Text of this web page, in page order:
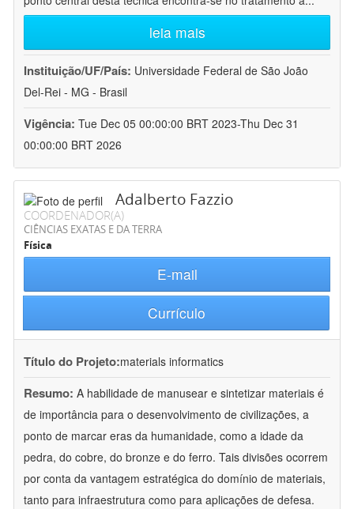
leia mais
Instituição/UF/País: Universidade Federal de São João
Del-Rei - MG - Brasil
Vigência: Tue Dec 05 00:00:00 BRT 2023-Thu Dec 31
00:00:00 BRT 2026
Adalberto Fazzio
COORDENADOR(A)
CIÊNCIAS EXATAS E DA TERRA
Física
E-mail
Currículo
Título do Projeto:materials informatics
Resumo: A habilidade de manusear e sintetizar materiais é
de importância para o desenvolvimento de civilizações, a
ponto de marcar eras da humanidade, como a idade da
pedra, do cobre, do bronze e do ferro. Tais divisões ocorrem
por conta da vantagem estratégica do domínio de materiais,
tanto para infraestrutura como para aplicações de defesa.